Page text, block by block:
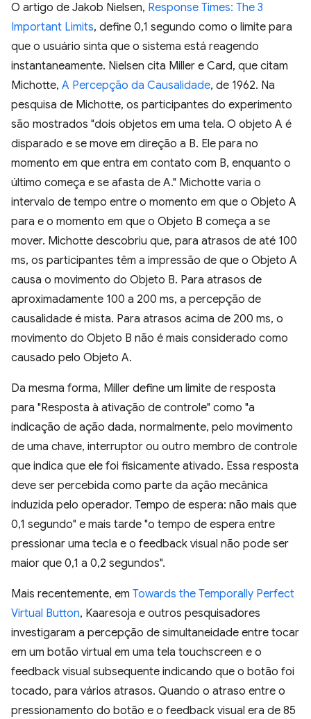
O artigo de Jakob Nielsen, Response Times: The 3
Important Limits, define 0,1 segundo como o limite para
que o usuário sinta que o sistema está reagendo
instantaneamente. Nielsen cita Miller e Card, que citam
Michotte, A Percepção da Causalidade, de 1962. Na
pesquisa de Michotte, os participantes do experimento
são mostrados "dois objetos em uma tela. O objeto A é
disparado e se move em direção a B. Ele para no
momento em que entra em contato com B, enquanto o
último começa e se afasta de A." Michotte varia o
intervalo de tempo entre o momento em que o Objeto A
para e o momento em que o Objeto B começa a se
mover. Michotte descobriu que, para atrasos de até 100
ms, os participantes têm a impressão de que o Objeto A
causa o movimento do Objeto B. Para atrasos de
aproximadamente 100 a 200 ms, a percepção de
causalidade é mista. Para atrasos acima de 200 ms, o
movimento do Objeto B não é mais considerado como
causado pelo Objeto A.
Da mesma forma, Miller define um limite de resposta
para "Resposta à ativação de controle" como "a
indicação de ação dada, normalmente, pelo movimento
de uma chave, interruptor ou outro membro de controle
que indica que ele foi fisicamente ativado. Essa resposta
deve ser percebida como parte da ação mecânica
induzida pelo operador. Tempo de espera: não mais que
0,1 segundo" e mais tarde "o tempo de espera entre
pressionar uma tecla e o feedback visual não pode ser
maior que 0,1 a 0,2 segundos".
Mais recentemente, em Towards the Temporally Perfect
Virtual Button, Kaaresoja e outros pesquisadores
investigaram a percepção de simultaneidade entre tocar
em um botão virtual em uma tela touchscreen e o
feedback visual subsequente indicando que o botão foi
tocado, para vários atrasos. Quando o atraso entre o
pressionamento do botão e o feedback visual era de 85